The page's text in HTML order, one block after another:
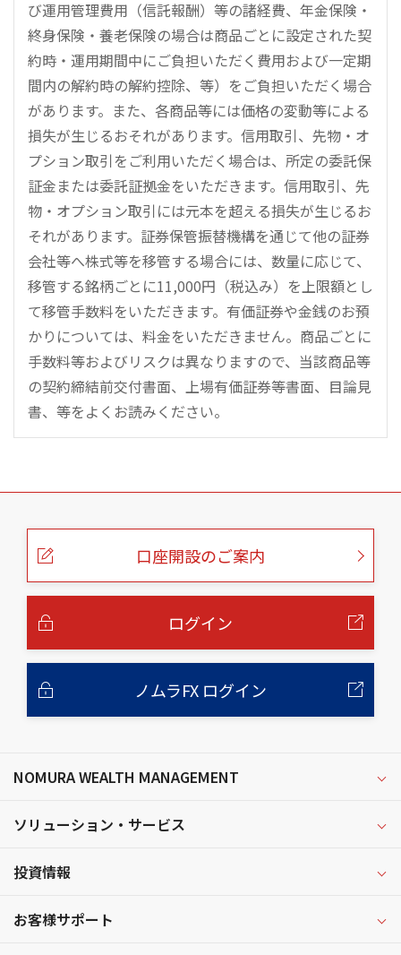
び運用管理費用（信託報酬）等の諸経費、年金保険・
終身保険・養老保険の場合は商品ごとに設定された契
約時・運用期間中にご負担いただく費用および一定期
間内の解約時の解約控除、等）をご負担いただく場合
があります。また、各商品等には価格の変動等による
損失が生じるおそれがあります。信用取引、先物・オ
プション取引をご利用いただく場合は、所定の委託保
証金または委託証拠金をいただきます。信用取引、先
物・オプション取引には元本を超える損失が生じるお
それがあります。証券保管振替機構を通じて他の証券
会社等へ株式等を移管する場合には、数量に応じて、
移管する銘柄ごとに11,000円（税込み）を上限額とし
て移管手数料をいただきます。有価証券や金銭のお預
かりについては、料金をいただきません。商品ごとに
手数料等およびリスクは異なりますので、当該商品等
の契約締結前交付書面、上場有価証券等書面、目論見
書、等をよくお読みください。
こ
口座開設のご案内
ログイン
ノムラFX ログイン
NOMURA WEALTH MANAGEMENT
ソリューション・サービス
投資情報
お客様サポート